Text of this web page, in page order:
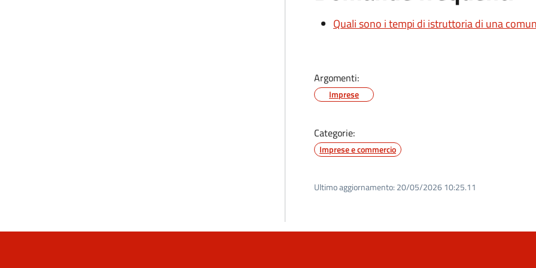
Quali sono i tempi di istruttoria di una
Argomenti:
Imprese
Categorie:
Imprese e commercio
Ultimo aggiornamento: 20/05/2026 10:25.11